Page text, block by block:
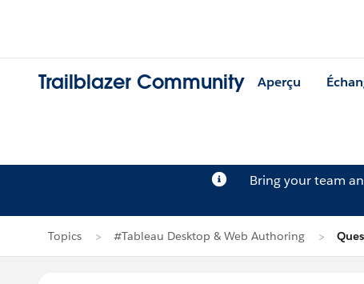
Trailblazer Community Aperçu
Bring your team
Topics #Tableau Desktop & Web Authoring